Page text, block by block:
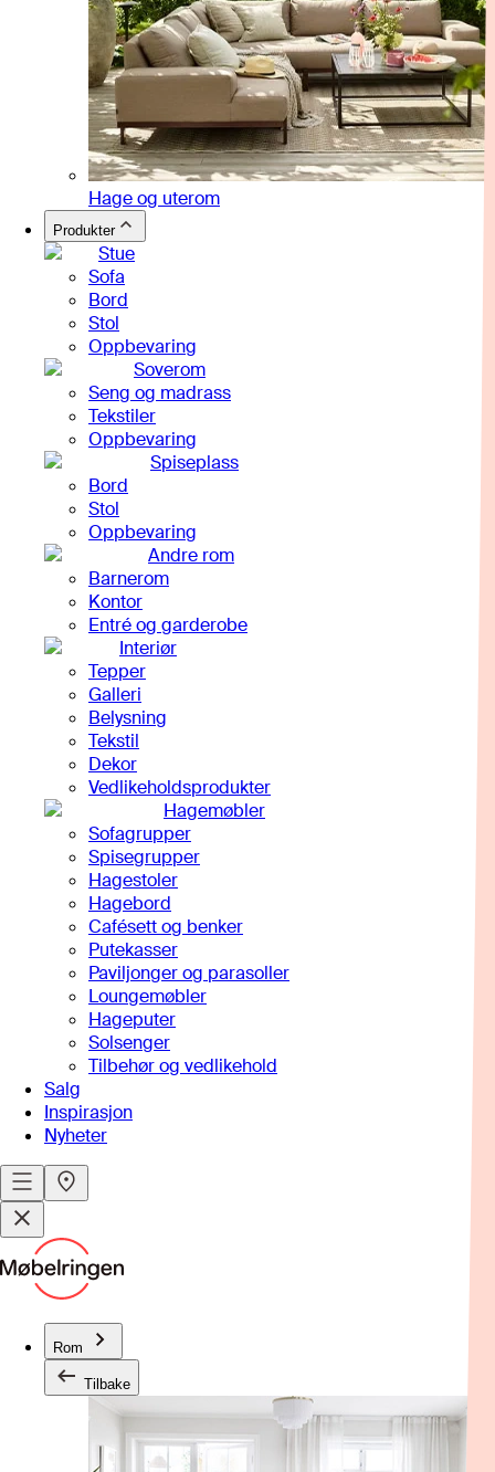
Hage og uterom
Produkter
Stue
Sofa
Bord
Stol
Oppbevaring
Soverom
Seng og madrass
Tekstiler
Oppbevaring
Spiseplass
Bord
Stol
Oppbevaring
Andre rom
Barnerom
Kontor
Entré og garderobe
Interiør
Tepper
Galleri
Belysning
Tekstil
Dekor
Vedlikeholdsprodukter
Hagemøbler
Sofagrupper
Spisegrupper
Hagestoler
Hagebord
Cafésett og benker
Putekasser
Paviljonger og parasoller
Loungemøbler
Hageputer
Solsenger
Tilbehør og vedlikehold
Salg
Inspirasjon
Nyheter
Rom
Tilbake